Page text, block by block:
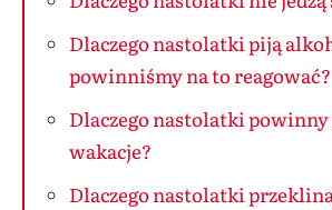
Dlaczego nastolatki piją
powinniśmy na to reagować?
Dlaczego nastolatki
wakacje?
Dlaczego nastolatki